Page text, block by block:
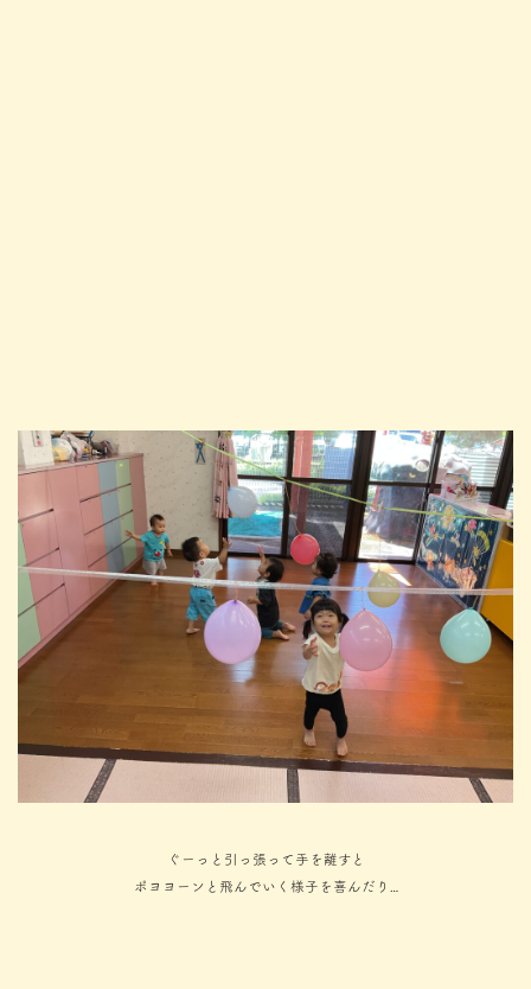
ぐーっと引っ張って手を離すと
ポヨヨーンと飛んでいく様子を喜んだり…